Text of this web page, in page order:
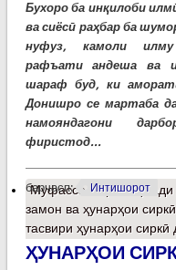
Бухоро ба инқилоби
ва сиёсӣ раҳбар ба
нуфуз, камоли
рафъати андеша ва
шараф буд, ки
Донишро се мартаба
намояндагони
фиристод...
барчасп: Интишорот
Муфассалтаро Аҳмади
замон ва ҳунарҳои
тасвири ҳунарҳои сиркӣ
ҲУНАРҲОИ